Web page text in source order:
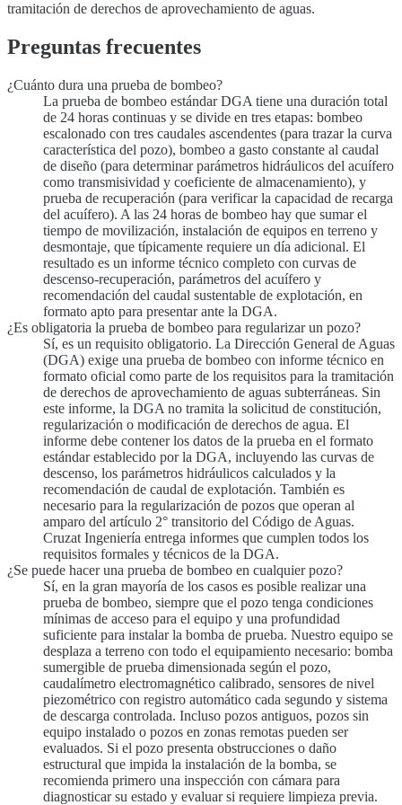
tramitación de derechos de aprovechamiento de aguas.
Preguntas frecuentes
¿Cuánto dura una prueba de bombeo?
La prueba de bombeo estándar DGA tiene una duración total
de 24 horas continuas y se divide en tres etapas: bombeo
escalonado con tres caudales ascendentes (para trazar la curva
característica del pozo), bombeo a gasto constante al caudal
de diseño (para determinar parámetros hidráulicos del acuífero
como transmisividad y coeficiente de almacenamiento), y
prueba de recuperación (para verificar la capacidad de recarga
del acuífero). A las 24 horas de bombeo hay que sumar el
tiempo de movilización, instalación de equipos en terreno y
desmontaje, que típicamente requiere un día adicional. El
resultado es un informe técnico completo con curvas de
descenso-recuperación, parámetros del acuífero y
recomendación del caudal sustentable de explotación, en
formato apto para presentar ante la DGA.
¿Es obligatoria la prueba de bombeo para regularizar un pozo?
Sí, es un requisito obligatorio. La Dirección General de Aguas
(DGA) exige una prueba de bombeo con informe técnico en
formato oficial como parte de los requisitos para la tramitación
de derechos de aprovechamiento de aguas subterráneas. Sin
este informe, la DGA no tramita la solicitud de constitución,
regularización o modificación de derechos de agua. El
informe debe contener los datos de la prueba en el formato
estándar establecido por la DGA, incluyendo las curvas de
descenso, los parámetros hidráulicos calculados y la
recomendación de caudal de explotación. También es
necesario para la regularización de pozos que operan al
amparo del artículo 2° transitorio del Código de Aguas.
Cruzat Ingeniería entrega informes que cumplen todos los
requisitos formales y técnicos de la DGA.
¿Se puede hacer una prueba de bombeo en cualquier pozo?
Sí, en la gran mayoría de los casos es posible realizar una
prueba de bombeo, siempre que el pozo tenga condiciones
mínimas de acceso para el equipo y una profundidad
suficiente para instalar la bomba de prueba. Nuestro equipo se
desplaza a terreno con todo el equipamiento necesario: bomba
sumergible de prueba dimensionada según el pozo,
caudalímetro electromagnético calibrado, sensores de nivel
piezométrico con registro automático cada segundo y sistema
de descarga controlada. Incluso pozos antiguos, pozos sin
equipo instalado o pozos en zonas remotas pueden ser
evaluados. Si el pozo presenta obstrucciones o daño
estructural que impida la instalación de la bomba, se
recomienda primero una inspección con cámara para
diagnosticar su estado y evaluar si requiere limpieza previa.